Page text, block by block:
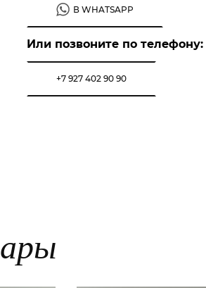
В WHATSAPP
Или позвоните по телефону:
+7 927 402 90 90